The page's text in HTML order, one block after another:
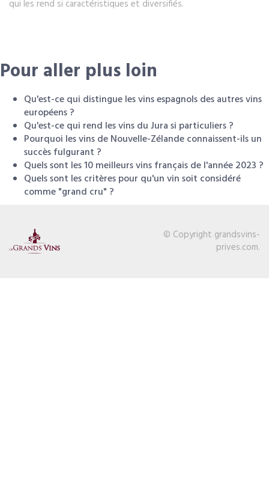
qui les rend si caractéristiques et diversifiés.
Pour aller plus loin
Qu'est-ce qui distingue les vins espagnols des autres vins
européens ?
Qu'est-ce qui rend les vins du Jura si particuliers ?
Pourquoi les vins de Nouvelle-Zélande connaissent-ils un
succès fulgurant ?
Quels sont les 10 meilleurs vins français de l'année 2023 ?
Quels sont les critères pour qu'un vin soit considéré
comme "grand cru" ?
© Copyright grandsvins-
prives.com.